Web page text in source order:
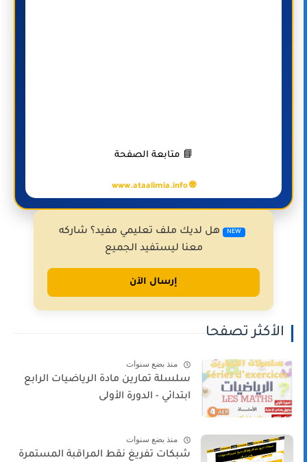
📘 متابعة الصفحة
🌐 www.ataalimia.info
NEW
هل لديك ملف تعليمي مفيد؟ شاركه
معنا ليستفيد الجميع
إرسال الآن
الأكثر تصفحا
منذ بضع سنوات
سلسلة تمارين مادة الرياضيات الرابع
ابتدائي - الدورة الأولى
منذ بضع سنوات
شبكات تفريغ نقط المراقبة المستمرة